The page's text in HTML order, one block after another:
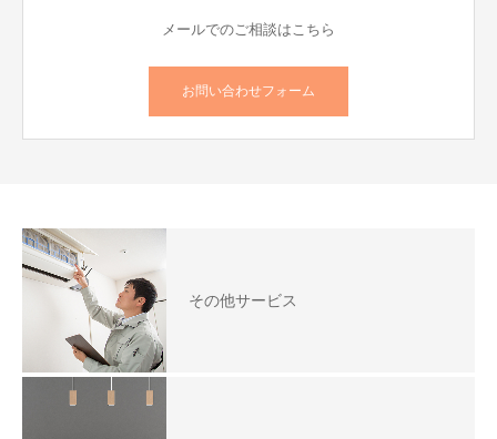
メールでのご相談はこちら
お問い合わせフォーム
その他サービス